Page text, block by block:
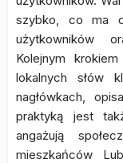
szybko, co ma
użytkowników
Kolejnym
lokalnych słów
nagłówkach,
praktyką jest
angażują
mieszkańców